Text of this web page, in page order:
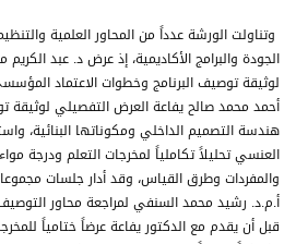
وتناولت الورشة عدداً من المحاور العلمية
الجودة والبرامج الأكاديمية، إذ عرض د. عبد
لوثيقة توصيف البرنامج وخطوات الاعتماد
أحمد محمد صالح يفاعة العرض التفصيلي لوثيقة
هندسة التصميم الداخلي ومكوناتها البنائية،
العنسي تحليلاً تكاملياً لمخرجات التعلم ودرجة
والمفردات وطرق القياس، وقد أدار جلسات
أ.م.د. رشيد محمد السنفي لمراجعة محاور
قبل أن يقدم مع الدكتور يفاعة عرضاً ختامياً